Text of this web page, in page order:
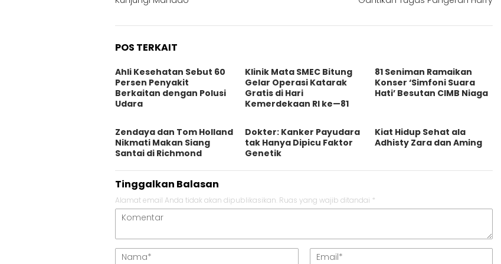
POS TERKAIT
Ahli Kesehatan Sebut 60
Persen Penyakit
Berkaitan dengan Polusi
Udara
Klinik Mata SMEC Bitung
Gelar Operasi Katarak
Gratis di Hari
Kemerdekaan RI ke—81
81 Seniman Ramaikan
Konser ‘Simfoni Suara
Hati’ Besutan CIMB Niaga
Zendaya dan Tom Holland
Nikmati Makan Siang
Santai di Richmond
Dokter: Kanker Payudara
tak Hanya Dipicu Faktor
Genetik
Kiat Hidup Sehat ala
Adhisty Zara dan Aming
Tinggalkan Balasan
Alamat email Anda tidak akan dipublikasikan. Ruas yang wajib ditandai *